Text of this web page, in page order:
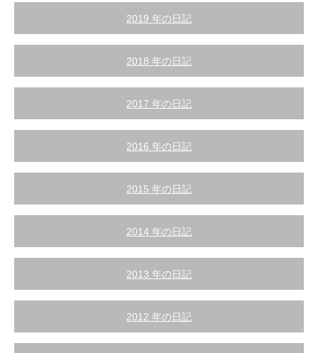
2019 年の日記
2018 年の日記
2017 年の日記
2016 年の日記
2015 年の日記
2014 年の日記
2013 年の日記
2012 年の日記